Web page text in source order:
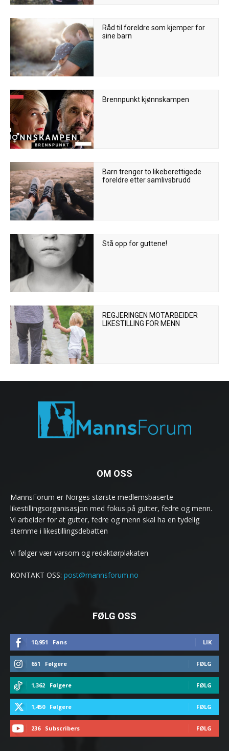
Råd til foreldre som kjemper for
sine barn
Brennpunkt kjønnskampen
Barn trenger to likeberettigede
foreldre etter samlivsbrudd
Stå opp for guttene!
REGJERINGEN MOTARBEIDER
LIKESTILLING FOR MENN
OM OSS
MannsForum er Norges største medlemsbaserte
likestillingsorganisasjon med fokus på gutter, fedre og menn.
Vi arbeider for at gutter, fedre og menn skal ha en tydelig
stemme i likestillingsdebatten
Vi følger vær varsom og redaktørplakaten
KONTAKT OSS: post@mannsforum.no
FØLG OSS
10,951 Fans LIK
651 Følgere FØLG
1,362 Følgere FØLG
1,450 Følgere FØLG
236 Subscribers FØLG